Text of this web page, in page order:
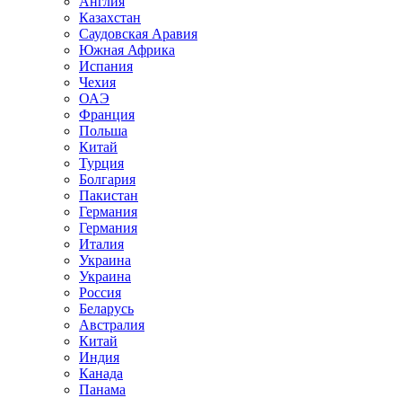
Казахстан
Саудовская Аравия
Южная Африка
Испания
Чехия
ОАЭ
Франция
Польша
Китай
Турция
Болгария
Пакистан
Германия
Германия
Италия
Украина
Украина
Россия
Беларусь
Австралия
Китай
Индия
Канада
Панама